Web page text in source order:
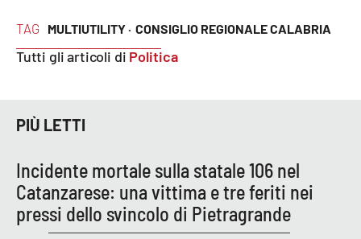
LAC
NETWORK
Lactv.it
Laconair.it
Lacitymag.it
TAG MULTIUTILITY · CONSIGLIO REGIONALE CALABRIA
Tutti gli articoli di Politica
PIÙ LETTI
Incidente mortale sulla statale 106 nel
Catanzarese: una vittima e tre feriti nei
pressi dello svincolo di Pietragrande